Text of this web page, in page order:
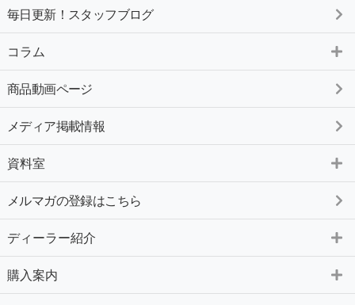
毎日更新！スタッフブログ
コラム
商品動画ページ
メディア掲載情報
資料室
メルマガの登録はこちら
ディーラー紹介
購入案内